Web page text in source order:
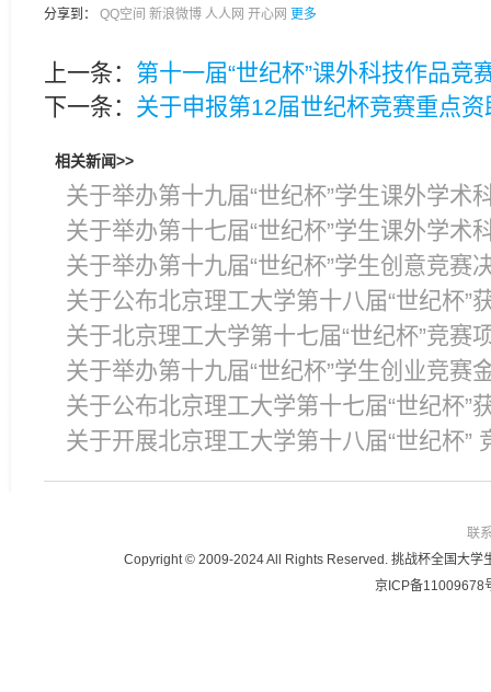
分享到： QQ空间 新浪微博 人人网 开心网 更多
上一条： 第十一届“世纪杯”课外科技作品竞
下一条： 关于申报第12届世纪杯竞赛重点资
相关新闻>>
关于举办第十九届“世纪杯”学生课外学术
关于举办第十七届“世纪杯”学生课外学术
关于举办第十九届“世纪杯”学生创意竞赛
关于公布北京理工大学第十八届“世纪杯”
关于北京理工大学第十七届“世纪杯”竞赛
关于举办第十九届“世纪杯”学生创业竞赛
关于公布北京理工大学第十七届“世纪杯”
关于开展北京理工大学第十八届“世纪杯”
联
Copyright © 2009-2024 All Rights Reserved. 挑战杯全国大学
京ICP备11009678